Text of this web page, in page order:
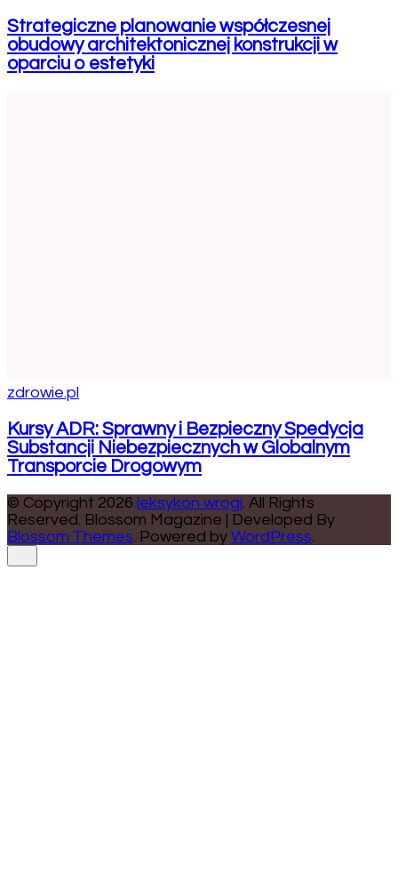
Strategiczne planowanie współczesnej
obudowy architektonicznej konstrukcji w
oparciu o estetyki
zdrowie.pl
Kursy ADR: Sprawny i Bezpieczny Spedycja
Substancji Niebezpiecznych w Globalnym
Transporcie Drogowym
© Copyright 2026 leksykon wrogi. All Rights
Reserved. Blossom Magazine | Developed By
Blossom Themes. Powered by WordPress.